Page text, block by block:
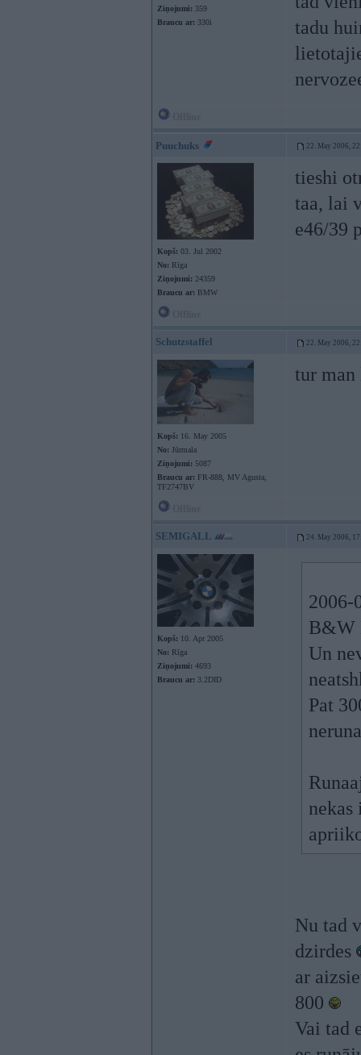
Ziņojumi: 359
Braucu ar: 330i
tadu
Puuchuks 22. May 2006,
Kopš: 03. Jul 2002
No: Rīga
Ziņojumi: 24359
Braucu ar: BMW
tieshi
taa, lai
e46/39
Schutzstaffel 22. May 2006,
Kopš: 16. May 2005
No: Jūrmala
Ziņojumi: 5087
Braucu ar: FR-888, MV Agusta,
TF2747BV
tur man
SEMIGALL 24. May 2006,
Kopš: 10. Apr 2005
No: Rīga
Ziņojumi: 4693
Braucu ar: 3.2DID
2006-
B&W
Un
Pat
Nu tad
dzirdes
ar
800
Vai tad